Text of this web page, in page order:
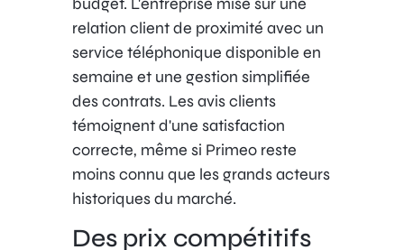
relation client de proximité avec un
service téléphonique disponible en
semaine et une gestion simplifiée
des contrats. Les avis clients
témoignent d'une satisfaction
correcte, même si Primeo reste
moins connu que les grands acteurs
historiques du marché.
Des prix compétitifs